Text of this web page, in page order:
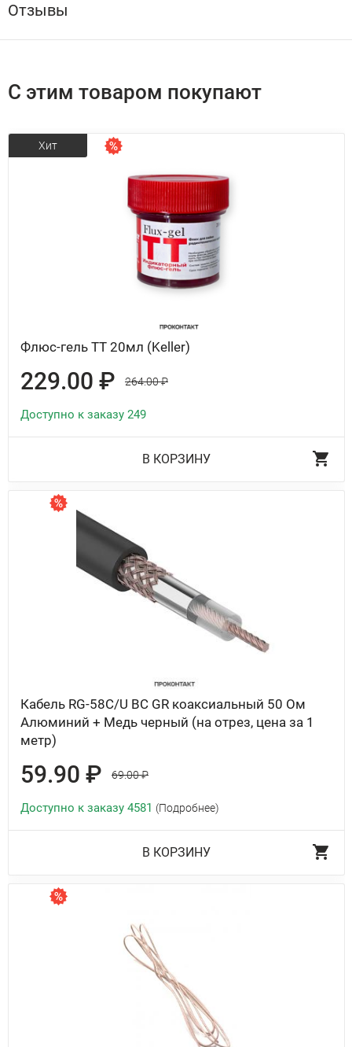
Отзывы
С этим товаром покупают
Флюс-гель ТТ 20мл (Keller)
229.00 ₽ 264.00 ₽
Хит
Доступно к заказу 249
В КОРЗИНУ
Кабель RG-58C/U BC GR коаксиальный 50 Ом
Алюминий + Медь черный (на отрез, цена за 1
метр)
59.90 ₽ 69.00 ₽
Доступно к заказу 4581 (Подробнее)
В КОРЗИНУ